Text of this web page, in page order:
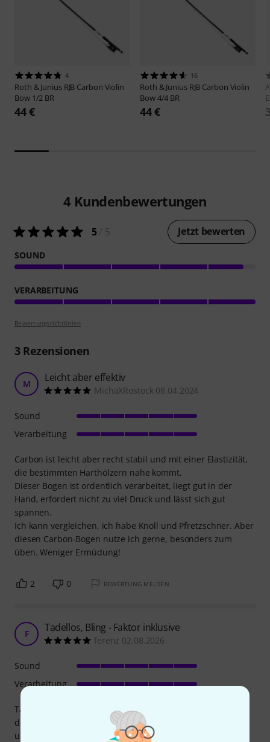
4
Roth & Junius RJB Carbon Violin
Bow 1/2 BR
44 €
16
Roth & Junius RJB Carbon Violin
Bow 4/4 BR
44 €
4 Kundenbewertungen
5/ 5 Jetzt bewerten
SOUND
VERARBEITUNG
Bewertungsrichtlinien
3Rezensionen
M Leicht aber effektiv
MichaXRostock 08.04.2024
Carbon ist leicht aber recht stabil und mit einer Elastizität,
die bestimmten Harthölzern nahe kommt.
Dieser Bogen ist ordentlich verarbeitet, liegt gut in der
Hand, erfordert nicht zu viel Druck und lässt sich gut
spannen.
Ich kann vergleichen, ich habe Knoll und Pfretzschner. Aber
diesen Carbon-Bogen nutze ich gerne, besonders zum
üben. Weniger Ermüdung!
Sound
Verarbeitung
2 0 BEWERTUNG MELDEN
F Tadellos, Bling - Faktor inklusive
ferenz 02.08.2026
Tadellose Verarbeitung, doppeltes Pariser Auge und
dekorative Kohlefaser - Geflechts - Optik. Für den preis
unschlagbar.
Sound
Verarbeitung